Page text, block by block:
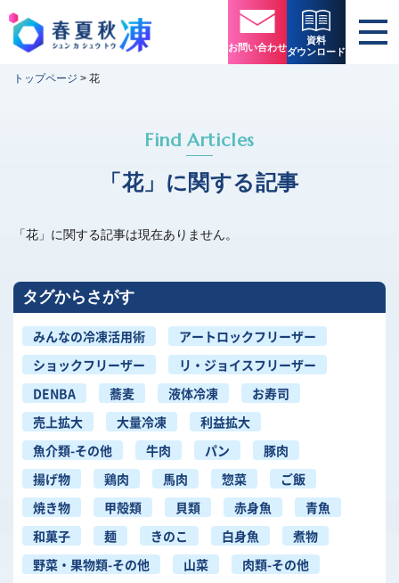
お問い合わせ
資料
ダウンロード
トップページ > 花
Find Articles
「花」に関する記事
「花」に関する記事は現在ありません。
タグからさがす
みんなの冷凍活用術
アートロックフリーザー
ショックフリーザー
リ・ジョイスフリーザー
DENBA
蕎麦 液体冷凍
お寿司
売上拡大
大量冷凍
利益拡大
魚介類-その他
牛肉 パン
豚肉
揚げ物
鶏肉 馬肉 惣菜
ご飯
焼き物
甲殻類 貝類 赤身魚
青魚
和菓子
麺 きのこ 白身魚
煮物
野菜・果物類-その他
山菜
肉類-その他